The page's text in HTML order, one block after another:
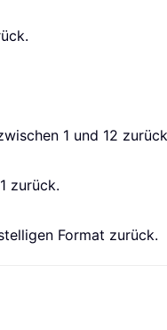
1 und 12
zurück.
Format zurück.